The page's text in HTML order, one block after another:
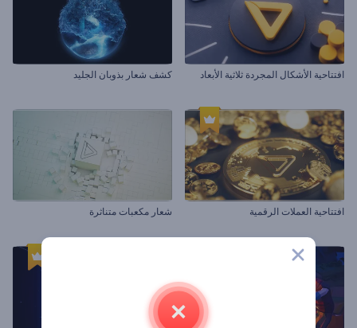
افتتاحية الأشكال المجردة ثلاثية الأبعاد كشف شعار بذوبان الجليد
افتتاحية العملات الرقمية شعار مكعبات متناثرة